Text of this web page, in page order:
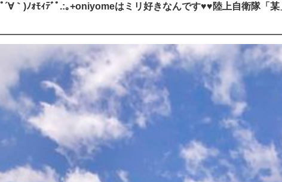
´∀｀)ﾉｫﾓｨﾃﾞﾟ.:｡+oniyomeはミリ好きなんです♥️♥️陸上自衛隊「